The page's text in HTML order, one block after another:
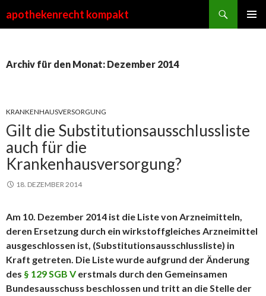
apothekenrecht kompakt
Archiv für den Monat: Dezember 2014
KRANKENHAUSVERSORGUNG
Gilt die Substitutionsausschlussliste
auch für die
Krankenhausversorgung?
18. DEZEMBER 2014
Am 10. Dezember 2014 ist die Liste von Arzneimitteln,
deren Ersetzung durch ein wirkstoffgleiches Arzneimittel
ausgeschlossen ist, (Substitutionsausschlussliste) in
Kraft getreten. Die Liste wurde aufgrund der Änderung
des § 129 SGB Verstmals durch den Gemeinsamen
Bundesausschuss beschlossen und tritt an die Stelle der